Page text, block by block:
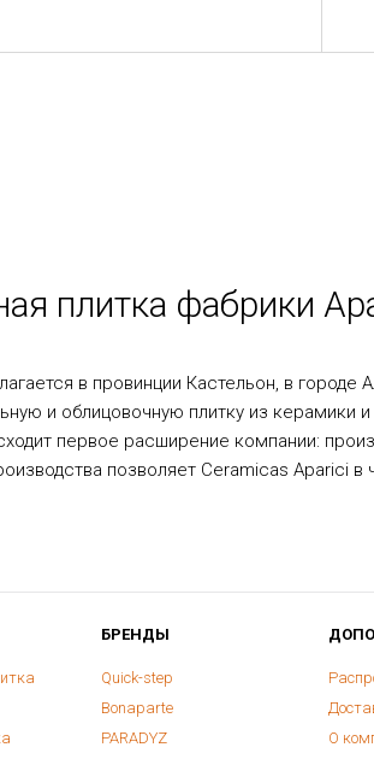
плитка фабрики
в провинции Кастельон, в
и облицовочную плитку из керамики
первое расширение компании:
позволяет Ceramicas Aparici
БРЕНДЫ
Quick-step
Bonaparte
PARADYZ
О